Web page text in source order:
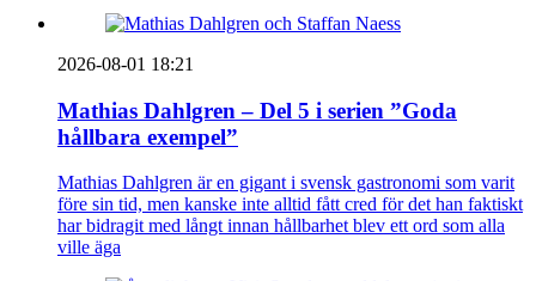
2026-08-01 18:21
Mathias Dahlgren – Del 5 i serien ”Goda
hållbara exempel”
Mathias Dahlgren är en gigant i svensk gastronomi som varit
före sin tid, men kanske inte alltid fått cred för det han faktiskt
har bidragit med långt innan hållbarhet blev ett ord som alla
ville äga